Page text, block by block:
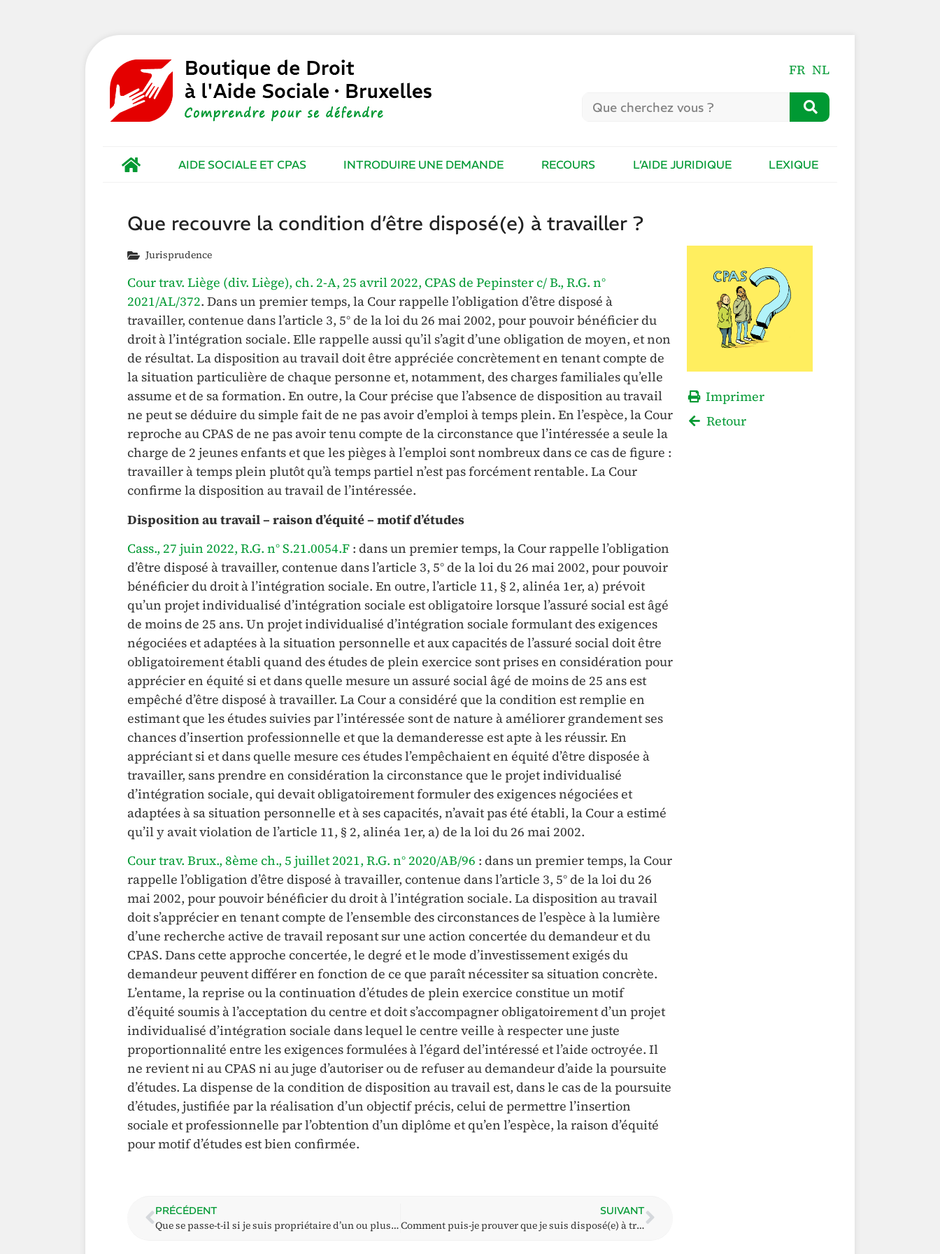
FR NL
AIDE SOCIALE ET CPAS INTRODUIRE UNE DEMANDE RECOURS L’AIDE JURIDIQUE LEXIQUE
Que recouvre la condition d’être disposé(e) à travailler ?
Jurisprudence
Cour trav. Liège (div. Liège), ch. 2-A, 25 avril 2022, CPAS de Pepinster c/ B., R.G. n°
2021/AL/372. Dans un premier temps, la Cour rappelle l’obligation d’être disposé à
travailler, contenue dans l’article 3, 5° de la loi du 26 mai 2002, pour pouvoir bénéficier du
droit à l’intégration sociale. Elle rappelle aussi qu’il s’agit d’une obligation de moyen, et non
de résultat. La disposition au travail doit être appréciée concrètement en tenant compte de
la situation particulière de chaque personne et, notamment, des charges familiales qu’elle
assume et de sa formation. En outre, la Cour précise que l’absence de disposition au travail
ne peut se déduire du simple fait de ne pas avoir d’emploi à temps plein. En l’espèce, la Cour
reproche au CPAS de ne pas avoir tenu compte de la circonstance que l’intéressée a seule la
charge de 2 jeunes enfants et que les pièges à l’emploi sont nombreux dans ce cas de figure :
travailler à temps plein plutôt qu’à temps partiel n’est pas forcément rentable. La Cour
confirme la disposition au travail de l’intéressée.
Disposition au travail – raison d’équité – motif d’études
Cass., 27 juin 2022, R.G. n° S.21.0054.F : dans un premier temps, la Cour rappelle l’obligation
d’être disposé à travailler, contenue dans l’article 3, 5° de la loi du 26 mai 2002, pour pouvoir
bénéficier du droit à l’intégration sociale. En outre, l’article 11, § 2, alinéa 1er, a) prévoit
qu’un projet individualisé d’intégration sociale est obligatoire lorsque l’assuré social est âgé
de moins de 25 ans. Un projet individualisé d’intégration sociale formulant des exigences
négociées et adaptées à la situation personnelle et aux capacités de l’assuré social doit être
obligatoirement établi quand des études de plein exercice sont prises en considération pour
apprécier en équité si et dans quelle mesure un assuré social âgé de moins de 25 ans est
empêché d’être disposé à travailler. La Cour a considéré que la condition est remplie en
estimant que les études suivies par l’intéressée sont de nature à améliorer grandement ses
chances d’insertion professionnelle et que la demanderesse est apte à les réussir. En
appréciant si et dans quelle mesure ces études l’empêchaient en équité d’être disposée à
travailler, sans prendre en considération la circonstance que le projet individualisé
d’intégration sociale, qui devait obligatoirement formuler des exigences négociées et
adaptées à sa situation personnelle et à ses capacités, n’avait pas été établi, la Cour a estimé
qu’il y avait violation de l’article 11, § 2, alinéa 1er, a) de la loi du 26 mai 2002.
Cour trav. Brux., 8ème ch., 5 juillet 2021, R.G. n° 2020/AB/96 : dans un premier temps, la Cour
rappelle l’obligation d’être disposé à travailler, contenue dans l’article 3, 5° de la loi du 26
mai 2002, pour pouvoir bénéficier du droit à l’intégration sociale. La disposition au travail
doit s’apprécier en tenant compte de l’ensemble des circonstances de l’espèce à la lumière
d’une recherche active de travail reposant sur une action concertée du demandeur et du
CPAS. Dans cette approche concertée, le degré et le mode d’investissement exigés du
demandeur peuvent différer en fonction de ce que paraît nécessiter sa situation concrète.
L’entame, la reprise ou la continuation d’études de plein exercice constitue un motif
d’équité soumis à l’acceptation du centre et doit s’accompagner obligatoirement d’un projet
individualisé d’intégration sociale dans lequel le centre veille à respecter une juste
proportionnalité entre les exigences formulées à l’égard del’intéressé et l’aide octroyée. Il
ne revient ni au CPAS ni au juge d’autoriser ou de refuser au demandeur d’aide la poursuite
d’études. La dispense de la condition de disposition au travail est, dans le cas de la poursuite
d’études, justifiée par la réalisation d’un objectif précis, celui de permettre l’insertion
sociale et professionnelle par l’obtention d’un diplôme et qu’en l’espèce, la raison d’équité
pour motif d’études est bien confirmée.
PRÉCÉDENT
Que se passe-t-il si je suis propriétaire d’un ou plusieurs immeuble(s) ?
SUIVANT
Comment puis-je prouver que je suis disposé(e) à travailler ?
Imprimer
Retour